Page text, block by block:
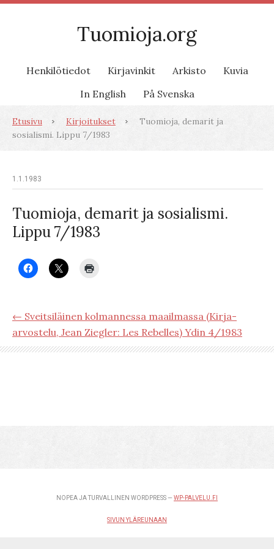
Tuomioja.org
Henkilötiedot Kirjavinkit Arkisto
Kuvia
In English
På Svenska
Etusivu Kirjoitukset
Tuomioja, demarit ja
sosialismi. Lippu 7/1983
1.1.1983
Tuomioja, demarit ja sosialismi.
Lippu 7/1983
← Sveitsiläinen kolmannessa maailmassa (Kirja-
arvostelu, Jean Ziegler: Les Rebelles) Ydin 4/1983
NOPEA JA TURVALLINEN WORDPRESS — WP-PALVELU.FI
SIVUN YLÄREUNAAN